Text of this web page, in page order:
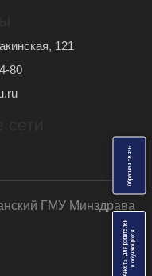
О
б
р
а
т
н
а
я
с
в
я
з
ь
Анкеты для родителей иобучающихс
я
121
80
ГМУ Минздрава